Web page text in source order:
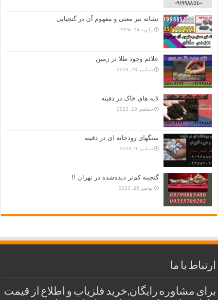
نشانه تبر معنی و مفهوم آن در گنجیابی
ژانویه 14, 2024
علائم وجود طلا در زمین
دسامبر 23, 2023
لایه های خاک در دفینه
دسامبر 10, 2023
سنگهای رودخانه ای در دفینه
دسامبر 9, 2023
گنجینه کم‌تر دیده‌شده در تهران !!
نوامبر 25, 2023
ارتباط با ما
برای مشاوره رایگان,خرید فلزیاب و اطلاع از قیمت